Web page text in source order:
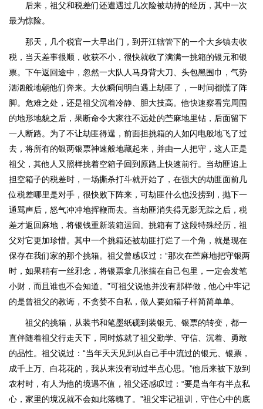
后来，祖父和税差们还遭遇过几次险被劫持的经历，其中一次
最为惊险。
那天，几个税官一大早出门，到开江辖管下的一个大乡镇去收
税，当天差事很顺，收获不小，很快就收了满满一挑箱的银元和银
票。下午返回途中，忽然一大队人马身背大刀、头包黑围巾，气势
汹汹般地朝他们奔来。大伙瞬间明白遇上劫匪了，一时间都慌了阵
脚。危难之处，还是祖父沉着冷静、胆大技高。他快速察看完周围
的地形地貌之后，果断命令大家往不远处的苎麻地里钻，后面留下
一人断路。为了不让劫匪得逞，前面担挑箱的人如闪电般地飞了过
去，将所有的银两银票神速般地藏起来，并由一人把守，这人正是
祖父，其他人又照样挑着空箱子回到原路上快速前行。当劫匪追上
担空箱子的税差时，一场撕杀打斗就开始了，在强大的劫匪面前几
位税差哪里是对手，很快败下阵来，可劫匪什么也没捞到，抛下一
通骂声后，怒气冲冲地挥鞭而去。当劫匪消失得无影无踪之后，税
差才返回麻地，将银钱重新装箱运回。挑箱有了这段特殊经历，祖
父对它更加珍惜。其中一个挑箱还被劫匪打烂了一个角，就是现在
保存在我们家的那个挑箱。祖父曾感叹过：“那次在苎麻地把守银两
时，如果稍有一丝邪念，将银票拿几张揣在自己包里，一定会发笔
小财，而且谁也不会知道。”可祖父说他并没有那样做，他心中牢记
的是曾祖父的教诲，不贪婪不自私，做人要如箱子样简简单单。
祖父的挑箱，从装书和笔墨纸砚到装银元、银票的转变，都一
直伴随着祖父行走天下，同时炼就了祖父勤学、守信、沉着、勇敢
的品性。祖父说过：“当年天天见到从自己手中流过的银元、银票，
成千上万、白花花的，我从来没有动过半点心思。”他后来被下放到
农村时，有人为他的境遇不值，祖父还感叹过：“要是当年有半点私
心，家里的境况就不会如此落魄了。”祖父牢记祖训，守住心中的底